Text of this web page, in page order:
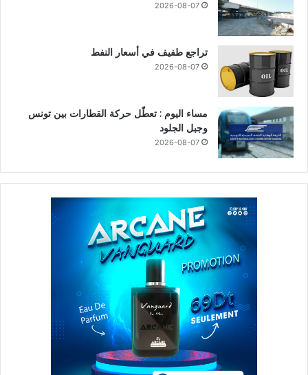
2026-08-07
تراجع طفيف في أسعار النفط
2026-08-07
مساء اليوم : تعطّل حركة القطارات بين تونس
وجبل الجلود
2026-08-07